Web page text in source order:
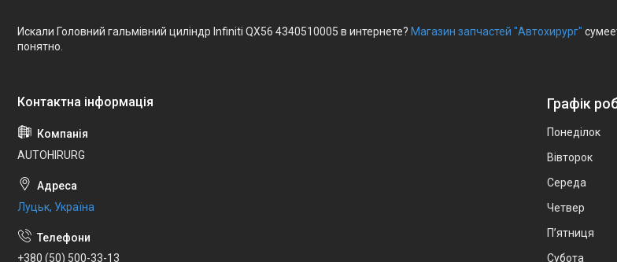
Искали Головний гальмівний циліндр Infiniti QX56 4340510005 в интернете? Магазин запчастей "Автохирург"
понятно.
AUTOHIRURG
Луцьк, Україна
+380 (50) 500-33-13
Графік
Понеділок
Вівторок
Середа
Четвер
Пʼятниця
Субота